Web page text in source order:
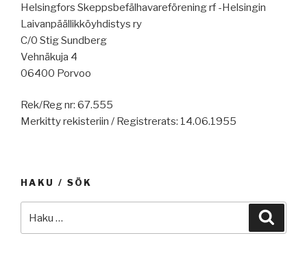
Helsingfors Skeppsbefälhavareförening rf -Helsingin
Laivanpäällikköyhdistys ry
C/0 Stig Sundberg
Vehnäkuja 4
06400 Porvoo
Rek/Reg nr: 67.555
Merkitty rekisteriin / Registrerats: 14.06.1955
HAKU / SÖK